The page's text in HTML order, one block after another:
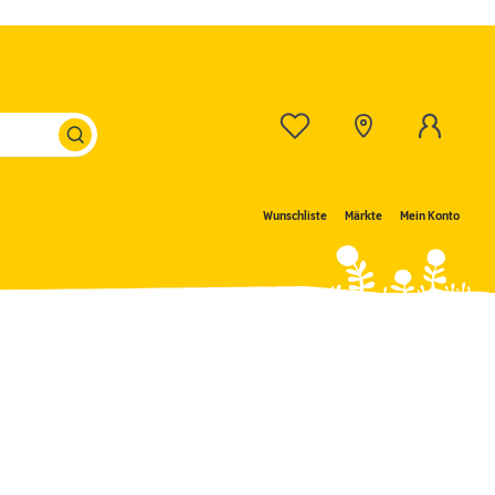
Wunschliste Märkte Mein Konto